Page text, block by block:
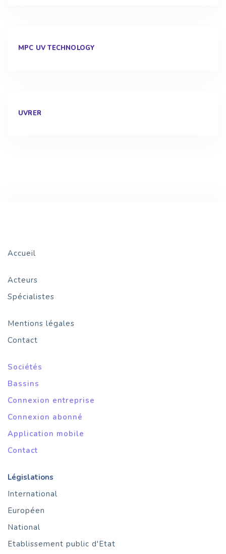
MPC UV TECHNOLOGY
UVRER
Accueil
Acteurs
Spécialistes
Mentions légales
Contact
Sociétés
Bassins
Connexion entreprise
Connexion abonné
Application mobile
Contact
Législations
International
Européen
National
Etablissement public d'Etat